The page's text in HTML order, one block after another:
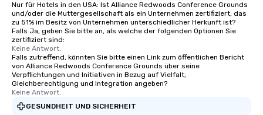
Nur für Hotels in den USA: Ist Alliance Redwoods Conference Grounds
und/oder die Muttergesellschaft als ein Unternehmen zertifiziert, das
zu 51% im Besitz von Unternehmen unterschiedlicher Herkunft ist?
Falls Ja, geben Sie bitte an, als welche der folgenden Optionen Sie
zertifiziert sind:
Keine Antwort.
Falls zutreffend, könnten Sie bitte einen Link zum öffentlichen Bericht
von Alliance Redwoods Conference Grounds über seine
Verpflichtungen und Initiativen in Bezug auf Vielfalt,
Gleichberechtigung und Integration angeben?
Keine Antwort.
GESUNDHEIT UND SICHERHEIT